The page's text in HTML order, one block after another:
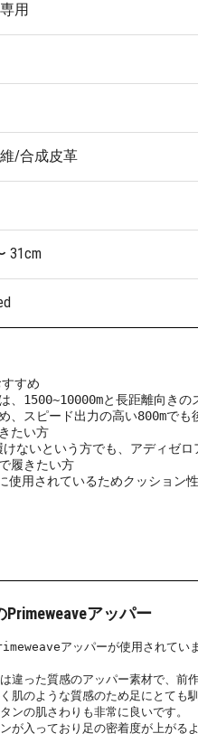
用
/合成皮革
31cm
すめ
、1500~10000mと長距離向き
、スピード出力の高い800mで
たい方
けないという方でも、アディゼ
履きたい方
使用されているためクッション
アッパー
アッパーが使用されていま
違った質感のアッパー素材で、前
肌のような質感のため足にとても
ンの肌さわりも非常に良いです。
が入っており足の密着度が上がる